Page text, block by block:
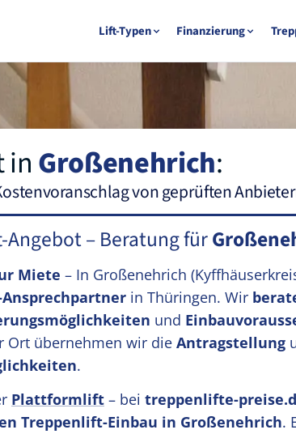
Lift-Typen Finanzierung
inGroßenehrich:
von geprüften
– Beratung für
Miete – In Großenehrich
in Thüringen. Wir
und
Ort übernehmen wir die Antragstellung
.
Plattformlift – bei treppenlifte-
Treppenlift-Einbau in Großenehrich.